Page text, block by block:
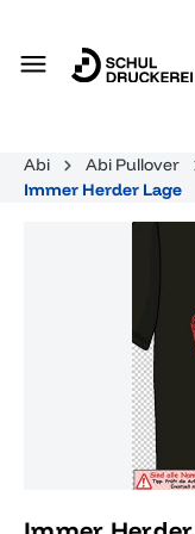
Abi Abi Pullover
Immer Herder Lage
Bildergalerie